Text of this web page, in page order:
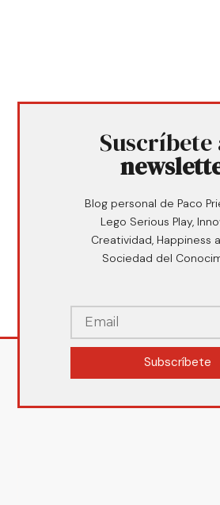
Suscríbete
Blog personal de Paco
Lego Serious Play,
Creatividad, Happiness
Sociedad del
Subscríbete